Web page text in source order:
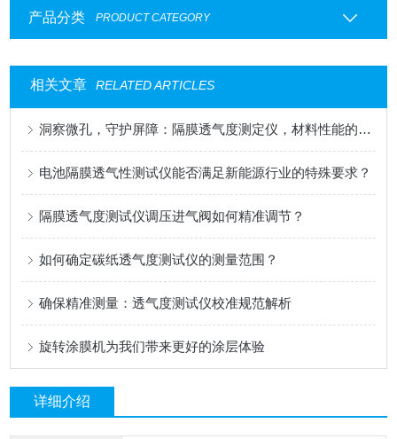
产品分类 PRODUCT CATEGORY
相关文章 RELATED ARTICLES
洞察微孔，守护屏障：隔膜透气度测定仪，材料性能的精密标尺
电池隔膜透气性测试仪能否满足新能源行业的特殊要求？
隔膜透气度测试仪调压进气阀如何精准调节？
如何确定碳纸透气度测试仪的测量范围？
确保精准测量：透气度测试仪校准规范解析
旋转涂膜机为我们带来更好的涂层体验
详细介绍